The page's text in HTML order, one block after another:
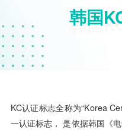
韩国
韩国
KC认证标志全称为“Korea
一认证标志， 是依据韩国《